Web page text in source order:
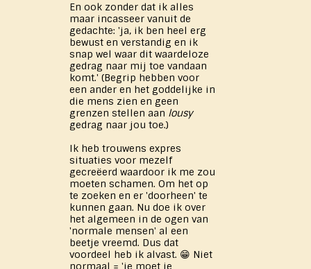
En ook zonder dat ik alles
maar incasseer vanuit de
gedachte: 'ja, ik ben heel erg
bewust en verstandig en ik
snap wel waar dit waardeloze
gedrag naar mij toe vandaan
komt.' (Begrip hebben voor
een ander en het goddelijke in
die mens zien en geen
grenzen stellen aan lousy
gedrag naar jou toe.)
Ik heb trouwens expres
situaties voor mezelf
gecreëerd waardoor ik me zou
moeten schamen. Om het op
te zoeken en er 'doorheen' te
kunnen gaan. Nu doe ik over
het algemeen in de ogen van
'normale mensen' al een
beetje vreemd. Dus dat
voordeel heb ik alvast. 😁 Niet
normaal = 'je moet je